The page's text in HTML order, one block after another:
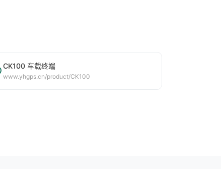
CK100 车载终端
www.yhgps.cn/product/CK100